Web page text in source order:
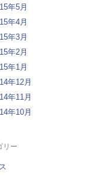
年5月
年4月
年3月
年2月
年1月
年12月
年11月
年10月
リー